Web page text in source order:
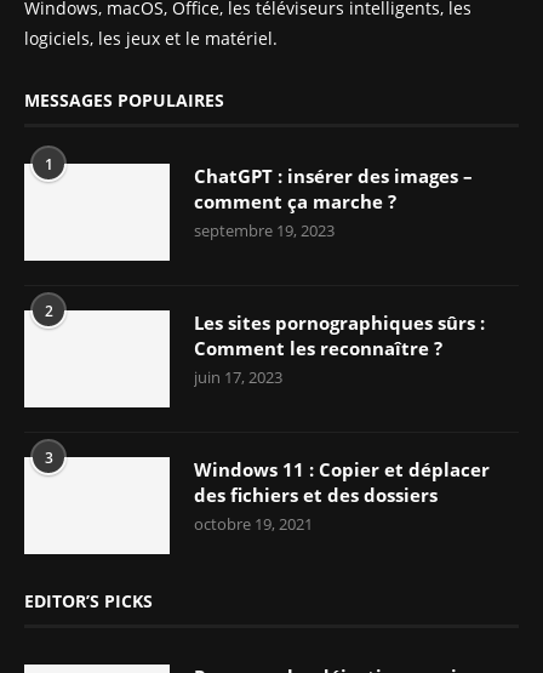
Windows, macOS, Office, les téléviseurs intelligents, les
logiciels, les jeux et le matériel.
MESSAGES POPULAIRES
1
ChatGPT : insérer des images –
comment ça marche ?
septembre 19, 2023
2
Les sites pornographiques sûrs :
Comment les reconnaître ?
juin 17, 2023
3
Windows 11 : Copier et déplacer
des fichiers et des dossiers
octobre 19, 2021
EDITOR’S PICKS